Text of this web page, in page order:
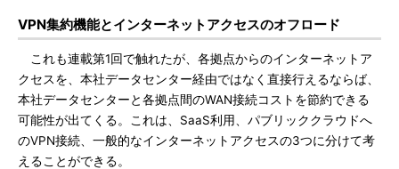
VPN集約機能とインターネットアクセスのオフロード
これも連載第1回で触れたが、各拠点からのインターネットア
クセスを、本社データセンター経由ではなく直接行えるならば、
本社データセンターと各拠点間のWAN接続コストを節約できる
可能性が出てくる。これは、SaaS利用、パブリッククラウドへ
のVPN接続、一般的なインターネットアクセスの3つに分けて考
えることができる。